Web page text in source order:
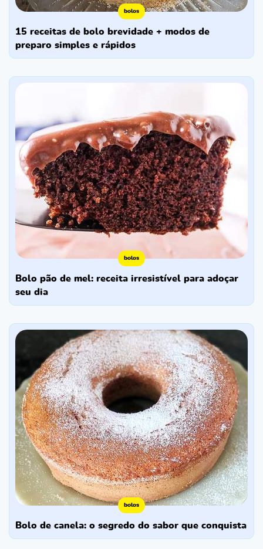
bolos
15 receitas de bolo brevidade + modos de
preparo simples e rápidos
bolos
bolo pão de mel: receita irresistível para adoçar
seu dia
bolos
bolo de canela: o segredo do sabor que conquista